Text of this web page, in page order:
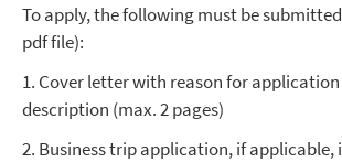
To apply, the following must be
pdf file):
1. Cover letter with reason for
description (max. 2 pages)
2. Business trip application, if applicable,